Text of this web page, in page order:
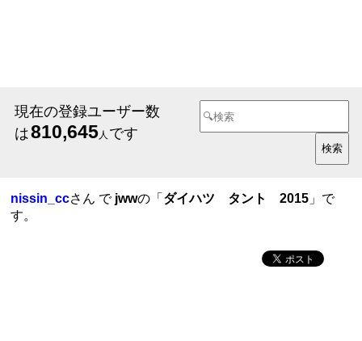
現在の登録ユーザー数
は810,645人 です
nissin_ccさん で jwwの「 ダイハツ タント 2015 」で
す。